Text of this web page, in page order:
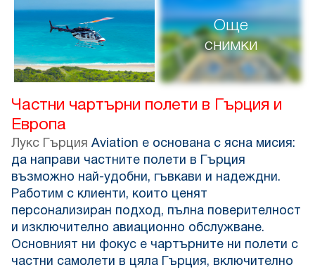
Още
снимки
Частни чартърни полети в Гърция и
Европа
Лукс Гърция Aviation е основана с ясна мисия:
да направи частните полети в Гърция
възможно най-удобни, гъвкави и надеждни.
Работим с клиенти, които ценят
персонализиран подход, пълна поверителност
и изключително авиационно обслужване.
Основният ни фокус е чартърните ни полети с
частни самолети в цяла Гърция, включително